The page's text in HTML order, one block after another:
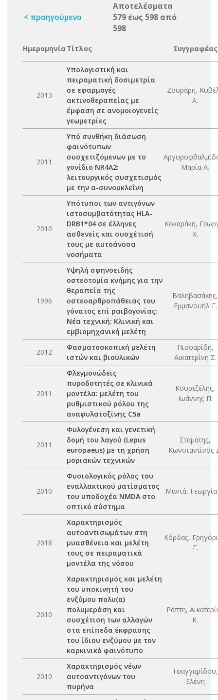
< προηγούμενο
Αποτελέσματα
579 έως 598 από
598
Ημερομηνία Τίτλος Συγγραφέας
2013
Υπολογιστική και
πειραματική δοσιμετρία
σε εφαρμογές
ακτινοθεραπείας με
έμφαση σε ανομοιογενείς
γεωμετρίες
Ζουράρη,
Α.
2011
Υπό συνθήκη διάσωση
φαινότυπων
συσχετιζόμενων με το
γονίδιο NR4A2:
λειτουργικός συσχετισμός
με την α-συνουκλεΐνη
Μαρία Α.
2010
Υπότυποι των αντιγόνων
ιστοσυμβατότητας HLA-
DRB1*04 σε έλληνες
ασθενείς και συσχέτισή
τους με αυτοάνοσα
νοσήματα
Κοκαράκη,
Χ.
1996
Υψηλή σφηνοειδής
οστεοτομία κνήμης για την
θεραπεία της
οστεοαρθροπάθειας του
γόνατος επί ραιβογονίας:
Νέα τεχνική: Κλινική και
εμβιομηχανική μελέτη
Βαληβασάκης,
Εμμανουήλ Γ.
2012
Φασματοσκοπική μελέτη
ιστών και βιοϋλικών
Πισσαρίδη,
Αικατερίνη Σ.
2011
Φλεγμονώδεις
πυροδοτητές σε κλινικά
μοντέλα: μελέτη του
ρυθμιστικού ρόλου της
αναφυλατοξίνης C5a
Κουρτζέλης,
Ιωάννης Π.
2011
Φυλογένεση και γενετική
δομή του λαγού (Lepus
europaeus) με τη χρήση
μοριακών τεχνικών
Σταμάτης,
Κωνσταντίνος
2010
Φυσιολογικός ρόλος του
εναλλακτικού ματίσματος
του υποδοχέα NMDA στο
οπτικό σύστημα
Μαντά,
2018
Χαρακτηρισμός
αυτοαντισωμάτων στη
μυασθένεια και μελέτη
τους σε πειραματικά
μοντέλα της νόσου
Κόρδας,
Γ.
2010
Χαρακτηρισμός και μελέτη
του υποκινητή του
ενζύμου πολυ(α)
πολυμεράση και
συσχέτιση των αλλαγών
στα επίπεδα έκφρασης
του ίδιου ενζύμου με τον
καρκινικό φαινότυπο
Ράπτη,
Κ.
2010
Χαρακτηρισμός νέων
αυτοαντιγόνων του
πυρήνα
Τσαγγαρίδου,
Ελένη